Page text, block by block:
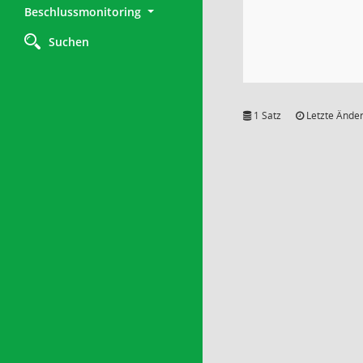
Beschlussmonitoring
Suchen
1 Satz Letzte